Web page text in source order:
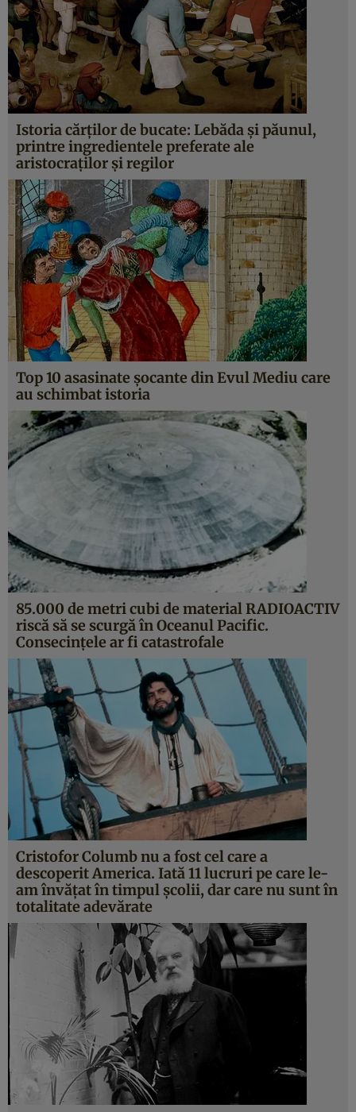
Istoria cărţilor de bucate: Lebăda şi păunul,
printre ingredientele preferate ale
aristocraţilor şi regilor
Top 10 asasinate şocante din Evul Mediu care
au schimbat istoria
85.000 de metri cubi de material RADIOACTIV
riscă să se scurgă în Oceanul Pacific.
Consecinţele ar fi catastrofale
Cristofor Columb nu a fost cel care a
descoperit America. Iată 11 lucruri pe care le-
am învăţat în timpul şcolii, dar care nu sunt în
totalitate adevărate